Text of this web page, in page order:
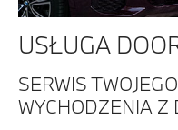
USŁUGA
SERWIS
WYCHODZENIA Z